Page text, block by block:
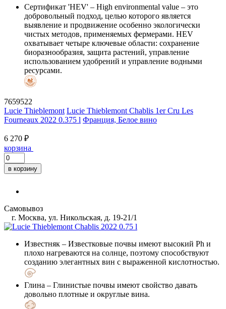
Сертификат 'HEV' – High environmental value – это
добровольный подход, целью которого является
выявление и продвижение особенно экологически
чистых методов, применяемых фермерами. HEV
охватывает четыре ключевые области: сохранение
биоразнообразия, защита растений, управление
использованием удобрений и управление водными
ресурсами.
7659522
Lucie Thieblemont Lucie Thieblemont Chablis 1er Cru Les
Fourneaux 2022 0.375 l Франция, Белое вино
6 270 ₽
корзина
в корзину
Самовывоз
г. Москва, ул. Никольская, д. 19-21/1
Известняк – Известковые почвы имеют высокий Ph и
плохо нагреваются на солнце, поэтому способствуют
созданию элегантных вин с выраженной кислотностью.
Глина – Глинистые почвы имеют свойство давать
довольно плотные и округлые вина.